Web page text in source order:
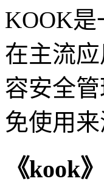
KOOK
在主流
容安全
免使用
《kook